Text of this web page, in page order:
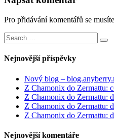
Pro přidávání komentářů se
Search
for:
Nejnovější příspěvky
Nový blog –
Z Chamonix do Zermattu:
Z Chamonix do Zermattu:
Z Chamonix do Zermattu:
Z Chamonix do Zermattu:
Nejnovější komentáře